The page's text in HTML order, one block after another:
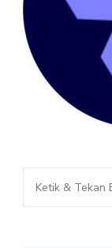
Mencari
Sesuatu?